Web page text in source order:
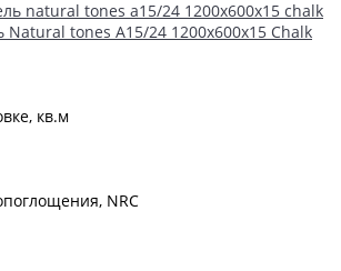
Natural tones А15/24 1200x600x15 Chalk
кв.м
NRC